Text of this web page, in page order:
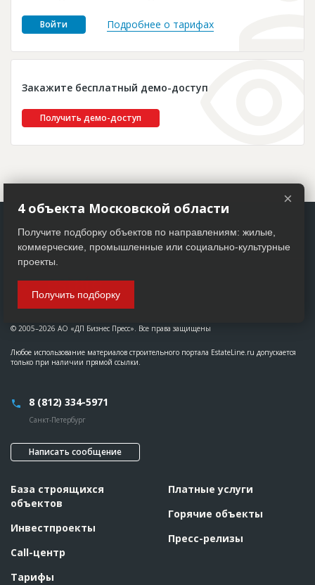
Пресс-релизы
Войти Подробнее о тарифах
Закажите бесплатный демо-доступ
Получить демо-доступ
© 2005–2026 АО «ДП Бизнес Пресс». Все права защищены
Любое использование материалов строительного портала EstateLine.ru допускается
только при наличии прямой ссылки.
8 (812) 334-5971
Санкт-Петербург
Написать сообщение
База строящихся
объектов
Инвестпроекты
Call-центр
Тарифы
Платные услуги
Горячие объекты
Пресс-релизы
×
4 объекта Московской области
Получите подборку объектов по направлениям: жилые,
коммерческие, промышленные или социально-культурные
проекты.
Получить подборку